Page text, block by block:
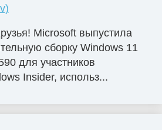
Microsoft выпустила
сборку Windows 11
для участников
Insider, использ...